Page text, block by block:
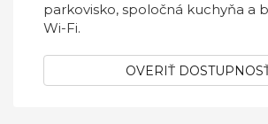
parkovisko, spoločná kuchyňa a
Wi-Fi.
OVERIŤ